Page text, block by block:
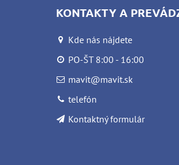
KONTAKTY A
Kde nás nájdete
PO-ŠT 8:00 - 16:00
mavit@mavit.sk
telefón
Kontaktný formulár